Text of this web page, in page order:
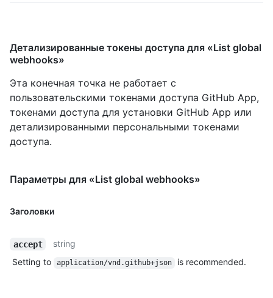
Детализированные токены доступа для «List global
webhooks»
Эта конечная точка не работает с
пользовательскими токенами доступа GitHub App,
токенами доступа для установки GitHub App или
детализированными персональными токенами
доступа.
Параметры для «List global webhooks»
Заголовки
accept
string
Setting to
application/vnd.github+json is recommended.